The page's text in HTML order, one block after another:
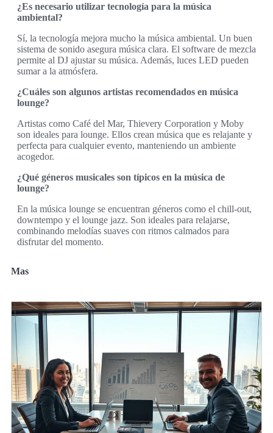
¿Es necesario utilizar tecnología para la música
ambiental?
Sí, la tecnología mejora mucho la música ambiental. Un buen
sistema de sonido asegura música clara. El software de mezcla
permite al DJ ajustar su música. Además, luces LED pueden
sumar a la atmósfera.
¿Cuáles son algunos artistas recomendados en música
lounge?
Artistas como Café del Mar, Thievery Corporation y Moby
son ideales para lounge. Ellos crean música que es relajante y
perfecta para cualquier evento, manteniendo un ambiente
acogedor.
¿Qué géneros musicales son típicos en la música de
lounge?
En la música lounge se encuentran géneros como el chill-out,
downtempo y el lounge jazz. Son ideales para relajarse,
combinando melodías suaves con ritmos calmados para
disfrutar del momento.
Mas